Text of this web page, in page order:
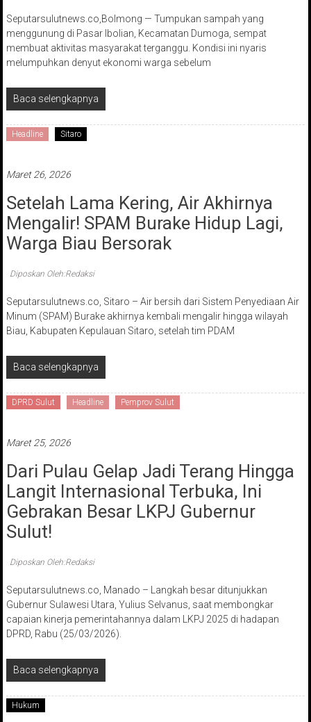
Seputarsulutnews.co,Bolmong — Tumpukan sampah yang
menggunung di Pasar Ibolian, Kecamatan Dumoga, sempat
membuat aktivitas masyarakat terganggu. Kondisi ini nyaris
melumpuhkan denyut ekonomi warga sebelum
Baca selengkapnya
Headline Sitaro
Maret 26, 2026
Setelah Lama Kering, Air Akhirnya
Mengalir! SPAM Burake Hidup Lagi,
Warga Biau Bersorak
Diposkan Oleh:Redaksi
Seputarsulutnews.co, Sitaro – Air bersih dari Sistem Penyediaan Air
Minum (SPAM) Burake akhirnya kembali mengalir hingga wilayah
Biau, Kabupaten Kepulauan Sitaro, setelah tim PDAM
Baca selengkapnya
DPRD Sulut Headline Pemprov Sulut
Maret 25, 2026
Dari Pulau Gelap Jadi Terang Hingga
Langit Internasional Terbuka, Ini
Gebrakan Besar LKPJ Gubernur
Sulut!
Diposkan Oleh:Redaksi
Seputarsulutnews.co, Manado – Langkah besar ditunjukkan
Gubernur Sulawesi Utara, Yulius Selvanus, saat membongkar
capaian kinerja pemerintahannya dalam LKPJ 2025 di hadapan
DPRD, Rabu (25/03/2026).
Baca selengkapnya
Hukum